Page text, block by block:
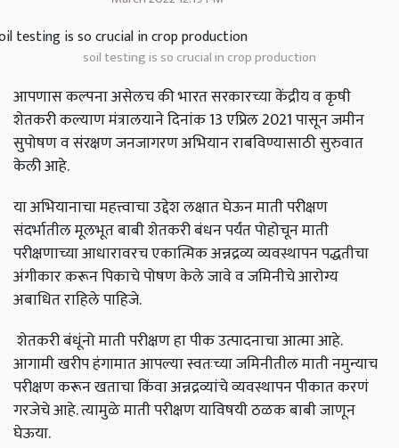
soil testing is so crucial in crop production
आपणास कल्पना असेलच की भारत सरकारच्या केंद्रीय व कृषी
शेतकरी कल्याण मंत्रालयाने दिनांक 13 एप्रिल 2021 पासून जमीन
सुपोषण व संरक्षण जनजागरण अभियान राबविण्यासाठी सुरुवात
केली आहे.
या अभियानाचा महत्त्वाचा उद्देश लक्षात घेऊन माती परीक्षण
संदर्भातील मूलभूत बाबी शेतकरी बंधन पर्यंत पोहोचून माती
परीक्षणाच्या आधारावरच एकात्मिक अन्नद्रव्य व्यवस्थापन पद्धतीचा
अंगीकार करून पिकाचे पोषण केले जावे व जमिनीचे आरोग्य
अबाधित राहिले पाहिजे.
शेतकरी बंधूंनो माती परीक्षण हा पीक उत्पादनाचा आत्मा आहे.
आगामी खरीप हंगामात आपल्या स्वतःच्या जमिनीतील माती नमुन्याच
परीक्षण करून खताचा किंवा अन्नद्रव्यांचे व्यवस्थापन पीकात करणं
गरजेचे आहे. त्यामुळे माती परीक्षण याविषयी ठळक बाबी जाणून
घेऊया.